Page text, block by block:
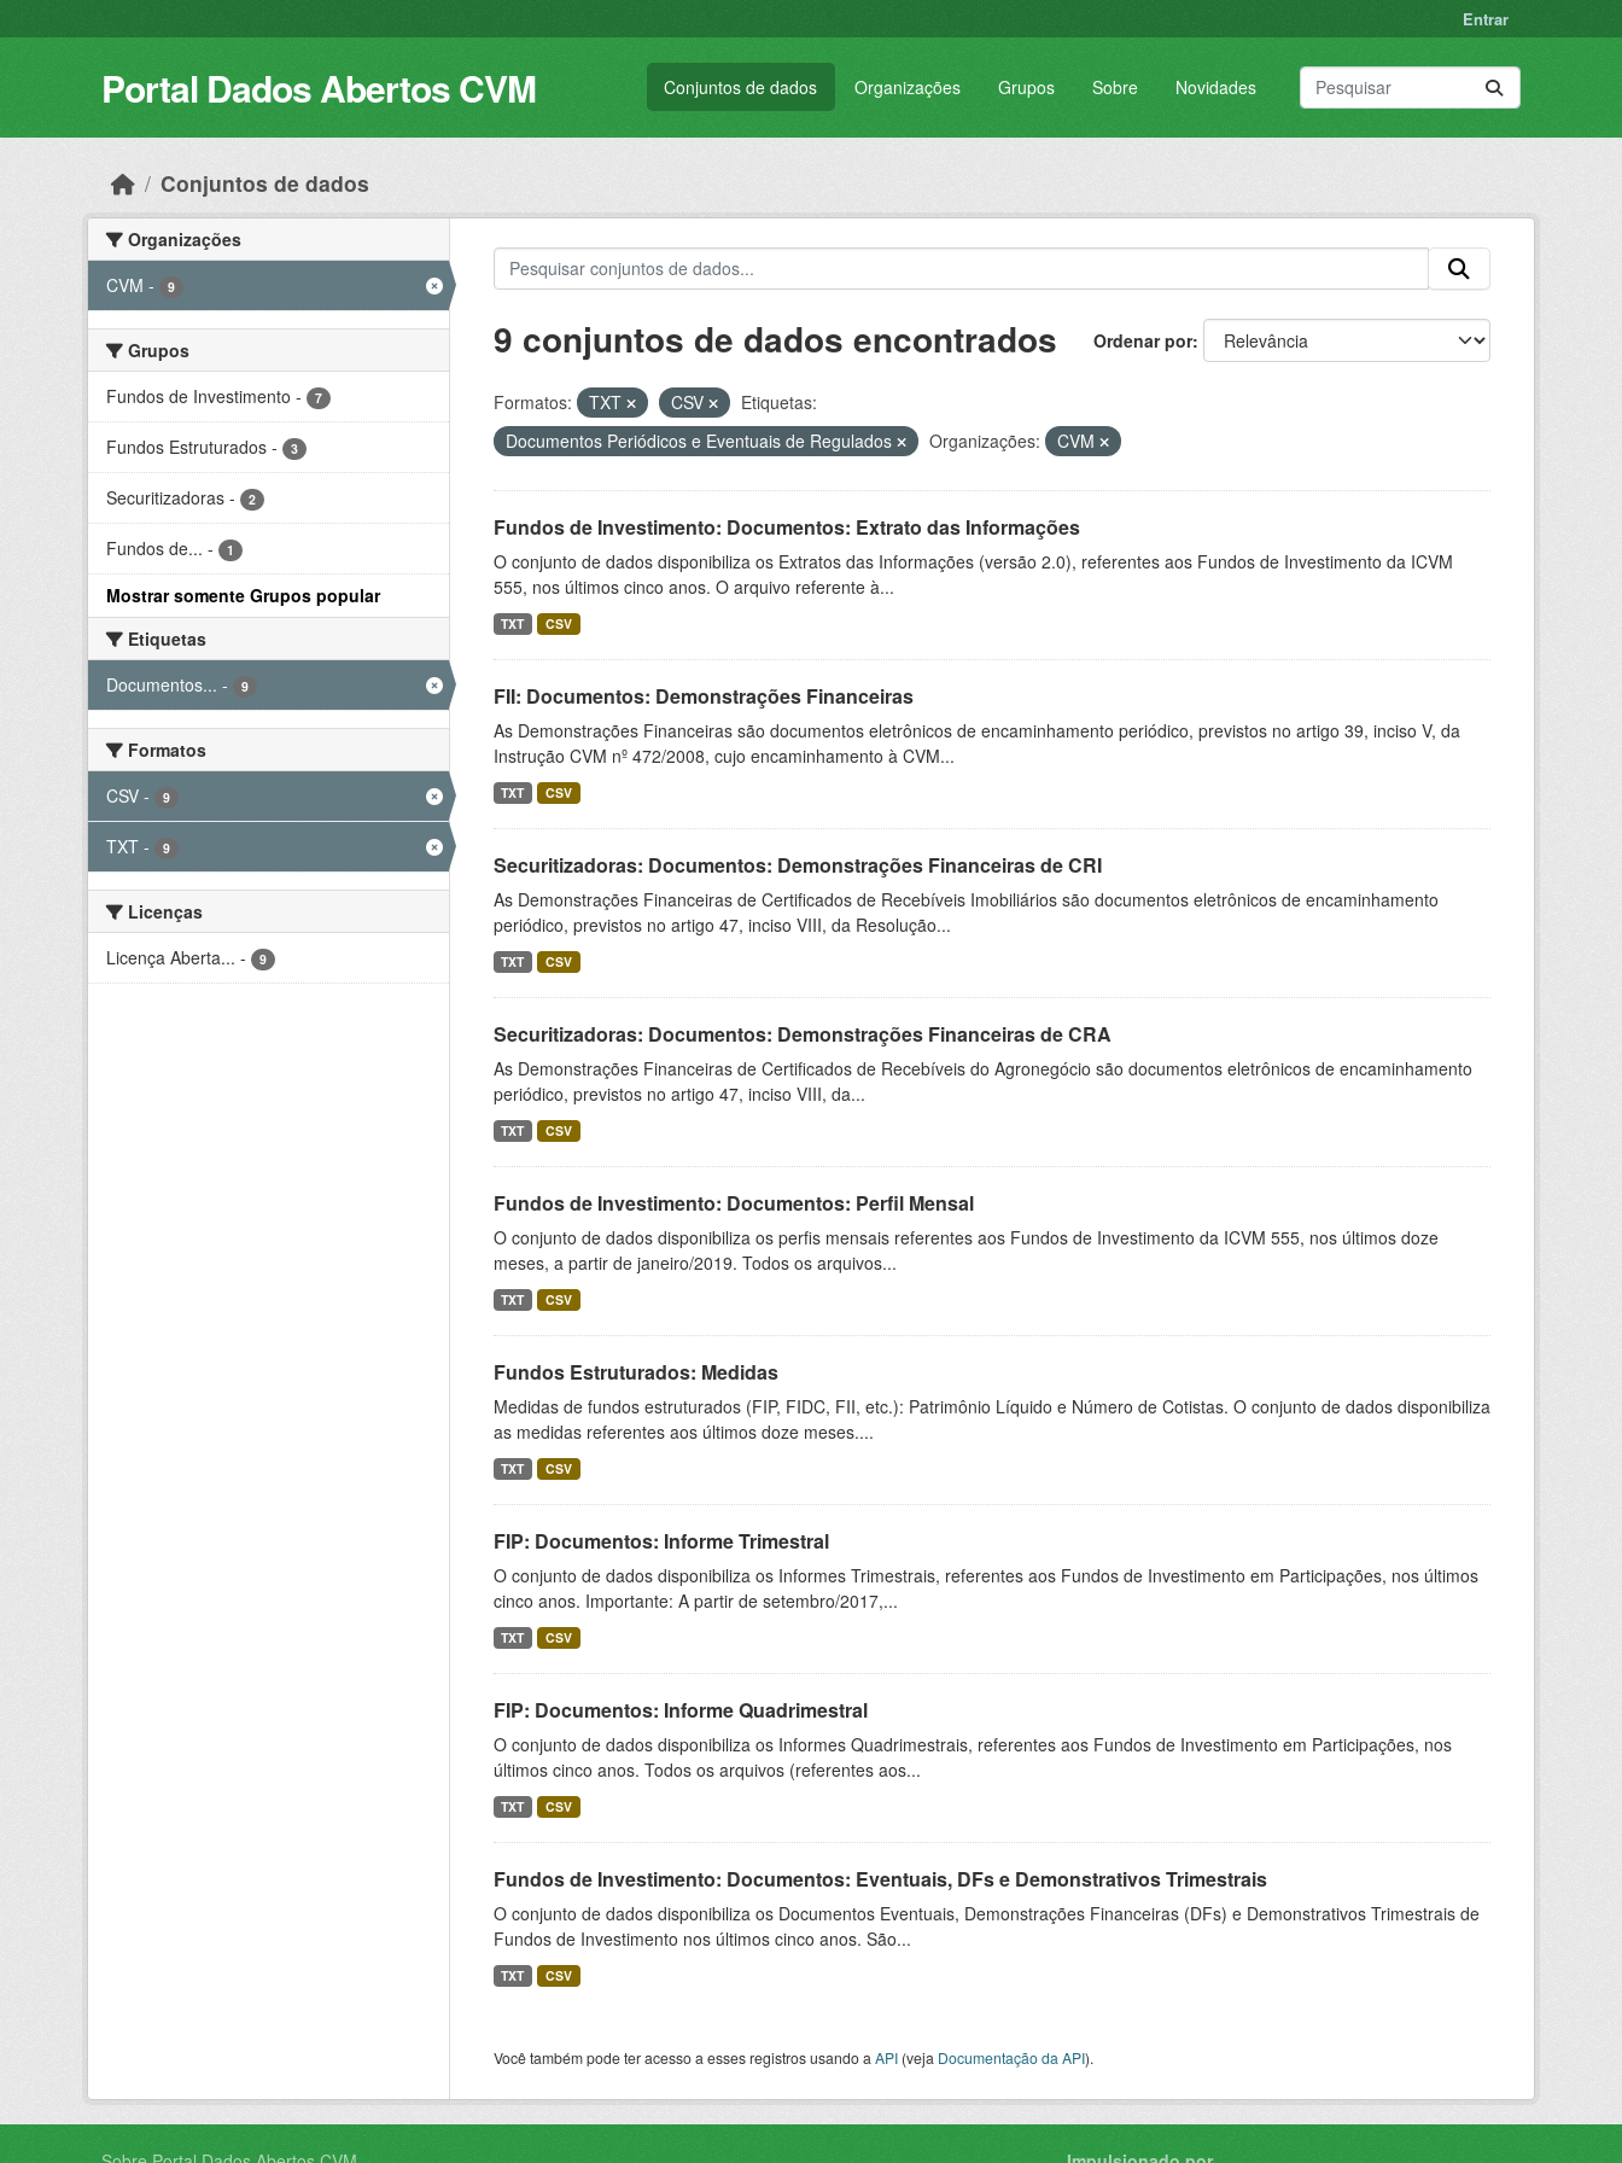
Entrar
Portal Dados Abertos CVM Conjuntos de dados Organizações Grupos Sobre Novidades
Conjuntos de dados
Organizações
CVM - 9
Grupos
Fundos de Investimento - 7
Fundos Estruturados - 3
Securitizadoras - 2
Fundos de... - 1
Mostrar somente Grupos popular
Etiquetas
Documentos... - 9
Formatos
CSV - 9
TXT - 9
Licenças
Licença Aberta... - 9
Ordenar por
9 conjuntos de dados encontrados
Formatos: TXT CSV
Etiquetas:
Documentos Periódicos e Eventuais de Regulados
Organizações: CVM
Fundos de Investimento: Documentos: Extrato das Informações
O conjunto de dados disponibiliza os Extratos das Informações (versão 2.0), referentes aos Fundos de Investimento da ICVM
555, nos últimos cinco anos. O arquivo referente à...
TXT CSV
FII: Documentos: Demonstrações Financeiras
As Demonstrações Financeiras são documentos eletrônicos de encaminhamento periódico, previstos no artigo 39, inciso V, da
Instrução CVM nº 472/2008, cujo encaminhamento à CVM...
TXT CSV
Securitizadoras: Documentos: Demonstrações Financeiras de CRI
As Demonstrações Financeiras de Certificados de Recebíveis Imobiliários são documentos eletrônicos de encaminhamento
periódico, previstos no artigo 47, inciso VIII, da Resolução...
TXT CSV
Securitizadoras: Documentos: Demonstrações Financeiras de CRA
As Demonstrações Financeiras de Certificados de Recebíveis do Agronegócio são documentos eletrônicos de encaminhamento
periódico, previstos no artigo 47, inciso VIII, da...
TXT CSV
Fundos de Investimento: Documentos: Perfil Mensal
O conjunto de dados disponibiliza os perfis mensais referentes aos Fundos de Investimento da ICVM 555, nos últimos doze
meses, a partir de janeiro/2019. Todos os arquivos...
TXT CSV
Fundos Estruturados: Medidas
Medidas de fundos estruturados (FIP, FIDC, FII, etc.): Patrimônio Líquido e Número de Cotistas. O conjunto de dados disponibiliza
as medidas referentes aos últimos doze meses....
TXT CSV
FIP: Documentos: Informe Trimestral
O conjunto de dados disponibiliza os Informes Trimestrais, referentes aos Fundos de Investimento em Participações, nos últimos
cinco anos. Importante: A partir de setembro/2017,...
TXT CSV
FIP: Documentos: Informe Quadrimestral
O conjunto de dados disponibiliza os Informes Quadrimestrais, referentes aos Fundos de Investimento em Participações, nos
últimos cinco anos. Todos os arquivos (referentes aos...
TXT CSV
Fundos de Investimento: Documentos: Eventuais, DFs e Demonstrativos Trimestrais
O conjunto de dados disponibiliza os Documentos Eventuais, Demonstrações Financeiras (DFs) e Demonstrativos Trimestrais de
Fundos de Investimento nos últimos cinco anos. São...
TXT CSV
Você também pode ter acesso a esses registros usando a API(veja Documentação da API).